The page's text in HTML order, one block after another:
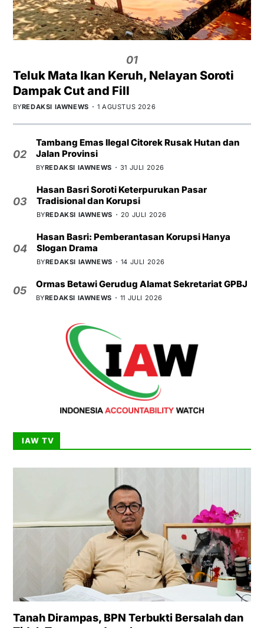
01
Teluk Mata Ikan Keruh, Nelayan Soroti
Dampak Cut and Fill
BYREDAKSI IAWNEWS 1 AGUSTUS 2026
02
Tambang Emas Ilegal Citorek Rusak Hutan dan
Jalan Provinsi
BYREDAKSI IAWNEWS 31 JULI 2026
03
Hasan Basri Soroti Keterpurukan Pasar
Tradisional dan Korupsi
BYREDAKSI IAWNEWS 20 JULI 2026
04
Hasan Basri: Pemberantasan Korupsi Hanya
Slogan Drama
BYREDAKSI IAWNEWS 14 JULI 2026
05
Ormas Betawi Gerudug Alamat Sekretariat GPBJ
BYREDAKSI IAWNEWS 11 JULI 2026
IAW TV
Tanah Dirampas, BPN Terbukti Bersalah dan